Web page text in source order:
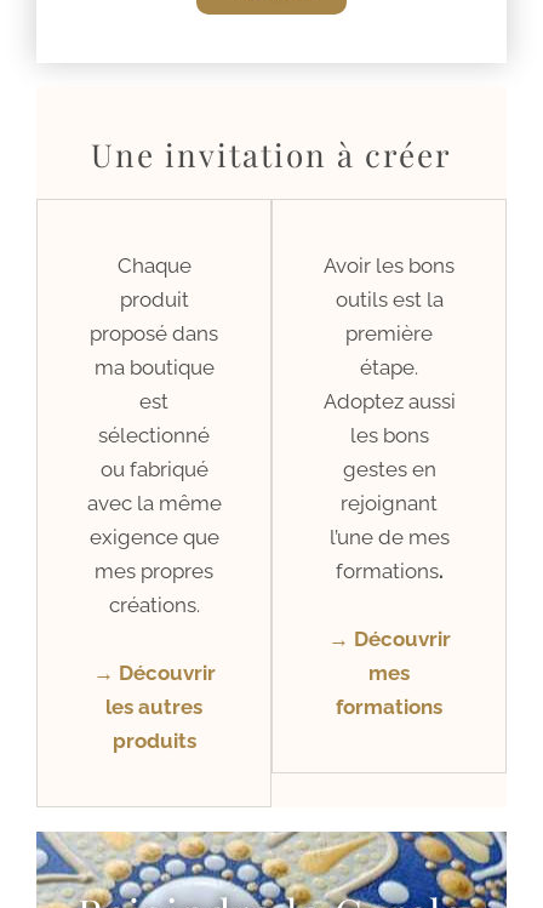
Une invitation à créer
Chaque
produit
proposé dans
ma boutique
est
sélectionné
ou fabriqué
avec la même
exigence que
mes propres
créations.
→ Découvrir
les autres
produits
Avoir les bons
outils est la
première
étape.
Adoptez aussi
les bons
gestes en
rejoignant
l’une de mes
formations.
→ Découvrir
mes
formations